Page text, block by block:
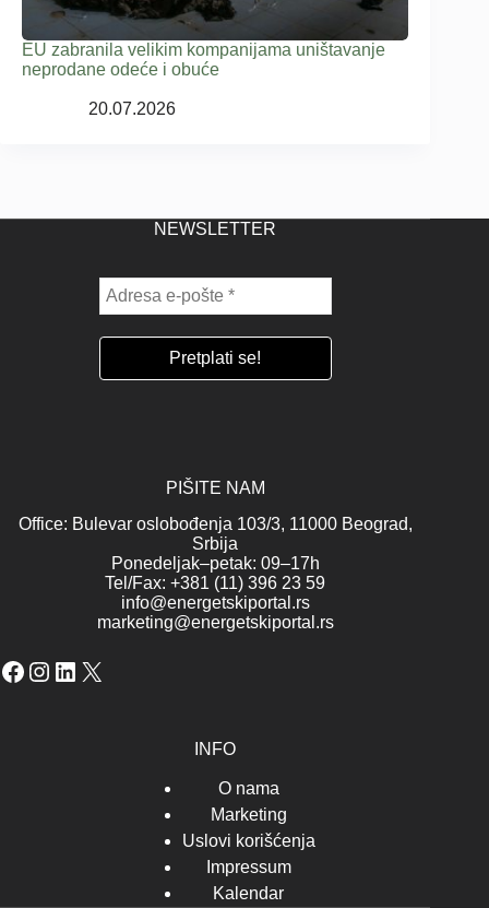
EU zabranila velikim kompanijama uništavanje
neprodane odeće i obuće
20.07.2026
NEWSLETTER
PIŠITE NAM
Office: Bulevar oslobođenja 103/3, 11000 Beograd,
Srbija
Ponedeljak–petak: 09–17h
Tel/Fax: +381 (11) 396 23 59
info@energetskiportal.rs
marketing@energetskiportal.rs
Facebook
Instagram
LinkedIn
X
INFO
O nama
Marketing
Uslovi korišćenja
Impressum
Kalendar